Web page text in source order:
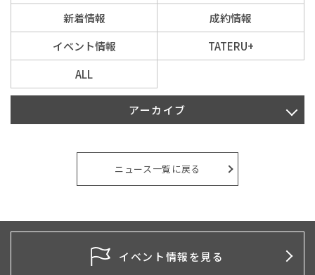
0120-800-108
営業時間／10：00〜19：00 定休日／水曜日
新着情報
成約情報
イベント情報
TATERU+
ALL
アーカイブ
2026年7月
2026年5月
2026年4月
ニュース一覧に戻る
イベント情報を見る